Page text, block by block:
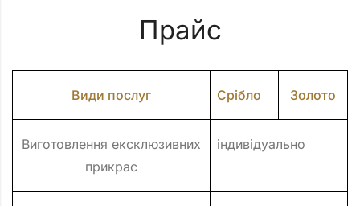
Прайс
Види послуг Срібло Золото
Виготовлення ексклюзивних
прикрас
індивідуально